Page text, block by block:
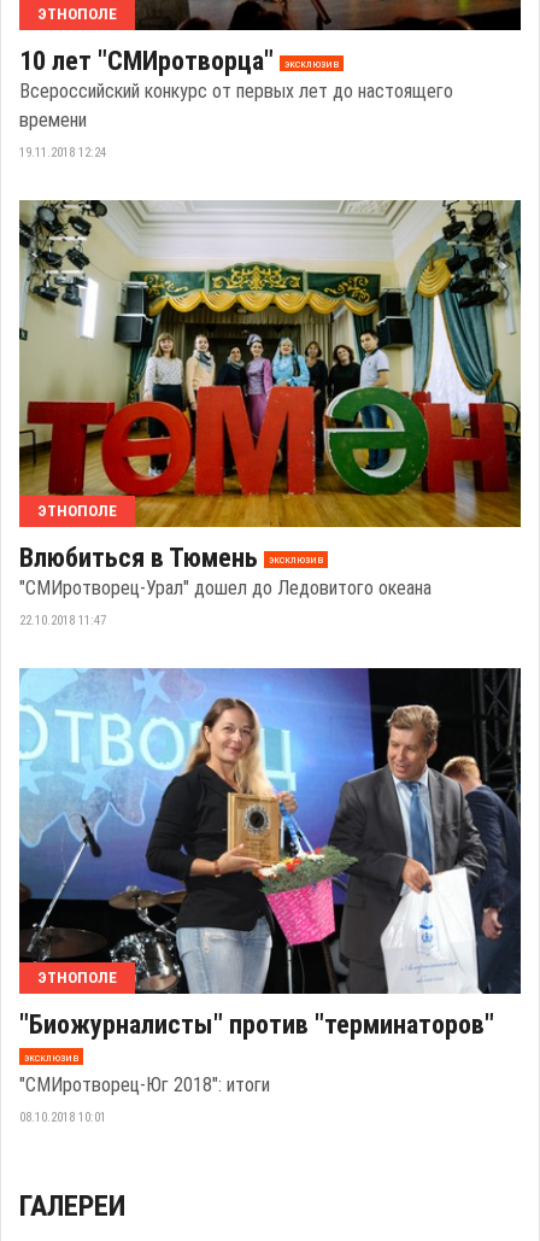
ЭТНОПОЛЕ
10 лет "СМИротворца" эксклюзив
Всероссийский конкурс от первых лет до настоящего
времени
19.11.2018 12:24
ЭТНОПОЛЕ
Влюбиться в Тюмень эксклюзив
"СМИротворец-Урал" дошел до Ледовитого океана
22.10.2018 11:47
ЭТНОПОЛЕ
"Биожурналисты" против "терминаторов"
эксклюзив
"СМИротворец-Юг 2018": итоги
08.10.2018 10:01
ГАЛЕРЕИ